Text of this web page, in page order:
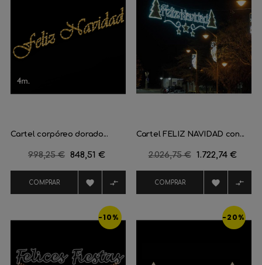
Cartel corpóreo dorado...
Precio
998,25 € Precio
848,51 €
COMPRAR  
Cartel FELIZ NAVIDAD con...
Precio
2.026,75 € Precio
1.722,74 €
COMPRAR  
-10% -20%